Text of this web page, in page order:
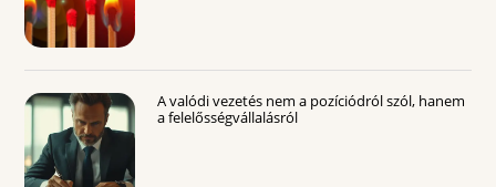
A valódi vezetés nem a pozíciódról szól, hanem
a felelősségvállalásról